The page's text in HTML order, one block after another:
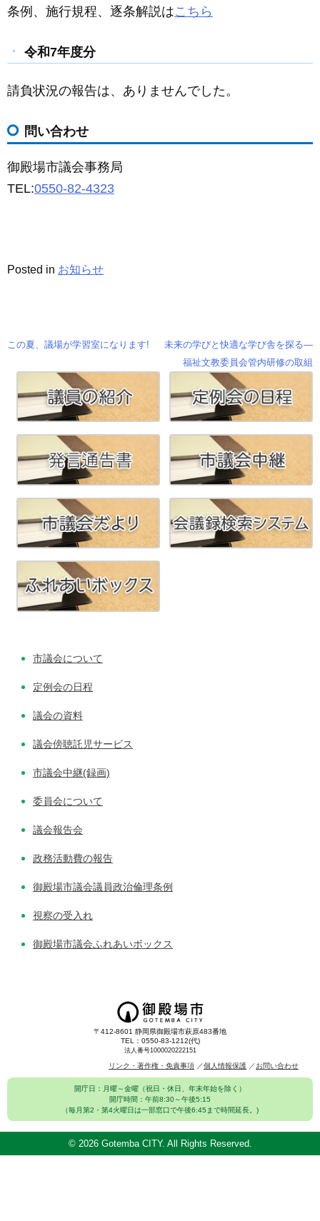
条例、施行規程、逐条解説はこちら
令和7年度分
請負状況の報告は、ありませんでした。
問い合わせ
御殿場市議会事務局
TEL:0550-82-4323
Posted in お知らせ
ナ
ゲ
ー
シ
ョ
この夏、議場が学習室になります!
未来の学びと快適な学び舎を探る―
福祉文教委員会管内研修の取組
市議会について
定例会の日程
議会の資料
議会傍聴託児サービス
市議会中継(録画)
委員会について
議会報告会
政務活動費の報告
御殿場市議会議員政治倫理条例
視察の受入れ
御殿場市議会ふれあいボックス
〒412-8601 静岡県御殿場市萩原483番地
TEL：0550-83-1212(代)
法人番号1000020222151
リンク・著作権・免責事項 個人情報保護 お問い合わせ
開庁日：月曜～金曜（祝日・休日、年末年始を除く）
開庁時間：午前8:30～午後5:15
（毎月第2・第4火曜日は一部窓口で午後6:45まで時間延長。)
© 2026 Gotemba CITY. All Rights Reserved.